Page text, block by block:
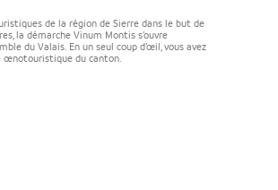
de la région de Sierre dans le but de
la démarche Vinum Montis s’ouvre
du Valais. En un seul coup d’œil, vous avez
œnotouristique du canton.